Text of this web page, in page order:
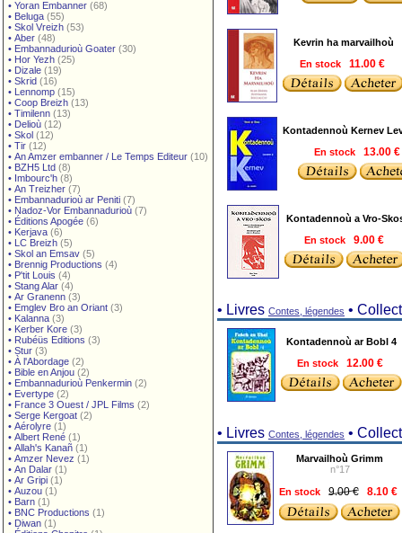
• Yoran Embanner (68)
• Beluga (55)
• Skol Vreizh (53)
• Aber (48)
• Embannadurioù Goater (30)
• Hor Yezh (25)
• Dizale (19)
• Skrid (16)
• Lennomp (15)
• Coop Breizh (13)
• Timilenn (13)
• Delioù (12)
• Skol (12)
• Tir (12)
• An Amzer embanner / Le Temps Editeur (10)
• BZH5 Ltd (8)
• Imbourc'h (8)
• An Treizher (7)
• Embannadurioù ar Peniti (7)
• Nadoz-Vor Embannadurioù (7)
• Éditions Apogée (6)
• Kerjava (6)
• LC Breizh (5)
• Skol an Emsav (5)
• Brennig Productions (4)
• P'tit Louis (4)
• Stang Alar (4)
• Ar Granenn (3)
• Emglev Bro an Oriant (3)
• Kalanna (3)
• Kerber Kore (3)
• Rubéüs Editions (3)
• Stur (3)
• À l'Abordage (2)
• Bible en Anjou (2)
• Embannadurioù Penkermin (2)
• Evertype (2)
• France 3 Ouest / JPL Films (2)
• Serge Kergoat (2)
• Aérolyre (1)
• Albert René (1)
• Allah's Kanañ (1)
• Amzer Nevez (1)
• An Dalar (1)
• Ar Gripi (1)
• Auzou (1)
• Barn (1)
• BNC Productions (1)
• Diwan (1)
Kevrin ha marvailhoù
En stock
11.00 €
Kontadennoù Kernev
En stock
13.00 €
Kontadennoù a Vro-
En stock
9.00 €
• Livres Contes, légendes •
Kontadennoù ar Bobl 4
En stock
12.00 €
• Livres Contes, légendes •
Marvailhoù Grimm
n°17
En stock 9.00 € 8.10 €